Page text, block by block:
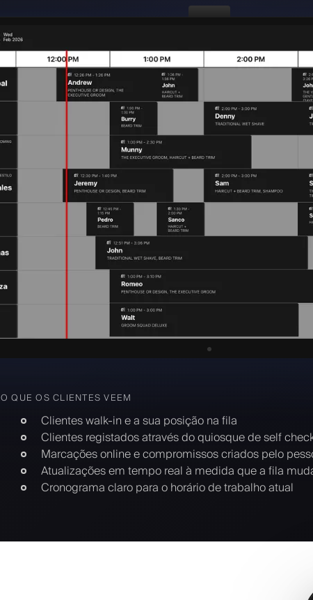
O QUE OS CLIENTES VEEM
Clientes walk-in e a sua posição na fila
Clientes registados através do quiosque de self
Marcações online e compromissos criados pelo
Atualizações em tempo real à medida que a fila
Cronograma claro para o horário de trabalho atual